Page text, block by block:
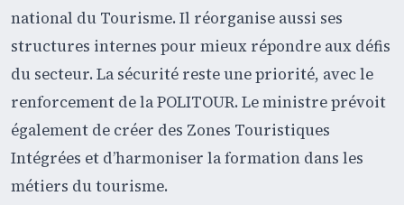
national du Tourisme. Il réorganise aussi ses
structures internes pour mieux répondre aux défis
du secteur. La sécurité reste une priorité, avec le
renforcement de la POLITOUR. Le ministre prévoit
également de créer des Zones Touristiques
Intégrées et d’harmoniser la formation dans les
métiers du tourisme.